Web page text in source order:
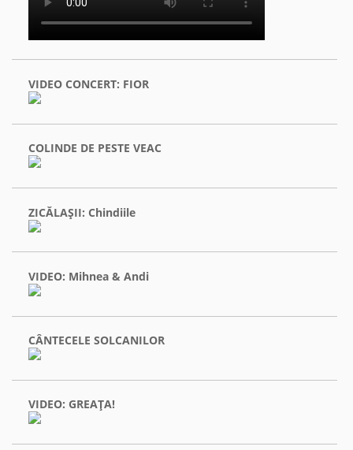
VIDEO CONCERT: FIOR
COLINDE DE PESTE VEAC
ZICĂLAŞII: Chindiile
VIDEO: Mihnea & Andi
CÂNTECELE SOLCANILOR
VIDEO: GREAŢA!